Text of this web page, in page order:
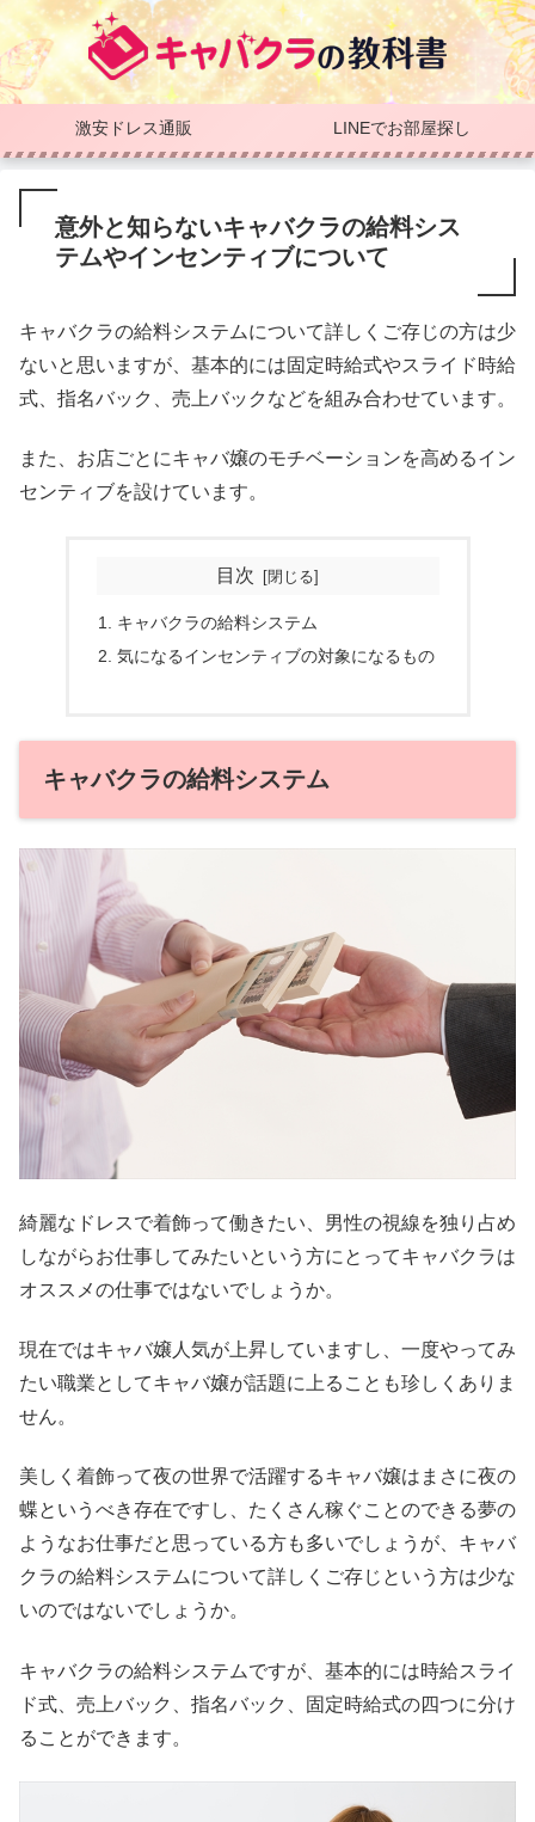
激安ドレス通販 LINEでお部屋探し
意外と知らないキャバクラの給料シス
テムやインセンティブについて
キャバクラの給料システムについて詳しくご存じの方は少
ないと思いますが、基本的には固定時給式やスライド時給
式、指名バック、売上バックなどを組み合わせています。
また、お店ごとにキャバ嬢のモチベーションを高めるイン
センティブを設けています。
目次
キャバクラの給料システム
気になるインセンティブの対象になるもの
キャバクラの給料システム
綺麗なドレスで着飾って働きたい、男性の視線を独り占め
しながらお仕事してみたいという方にとってキャバクラは
オススメの仕事ではないでしょうか。
現在ではキャバ嬢人気が上昇していますし、一度やってみ
たい職業としてキャバ嬢が話題に上ることも珍しくありま
せん。
美しく着飾って夜の世界で活躍するキャバ嬢はまさに夜の
蝶というべき存在ですし、たくさん稼ぐことのできる夢の
ようなお仕事だと思っている方も多いでしょうが、キャバ
クラの給料システムについて詳しくご存じという方は少な
いのではないでしょうか。
キャバクラの給料システムですが、基本的には時給スライ
ド式、売上バック、指名バック、固定時給式の四つに分け
ることができます。